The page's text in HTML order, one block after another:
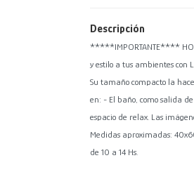
Descripción
*****IMPORTANTE****
y estilo a tus ambientes
Su tamaño compacto la
en: - El baño, como salida
espacio de relax. Las
Medidas aproximadas:
de 10 a 14 Hs.